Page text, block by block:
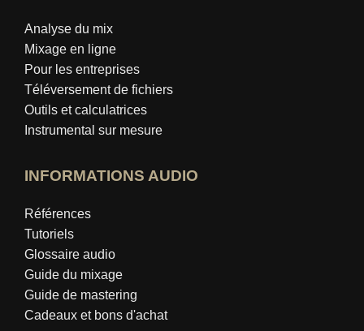
Analyse du mix
Mixage en ligne
Pour les entreprises
Téléversement de fichiers
Outils et calculatrices
Instrumental sur mesure
INFORMATIONS AUDIO
Références
Tutoriels
Glossaire audio
Guide du mixage
Guide de mastering
Cadeaux et bons d'achat